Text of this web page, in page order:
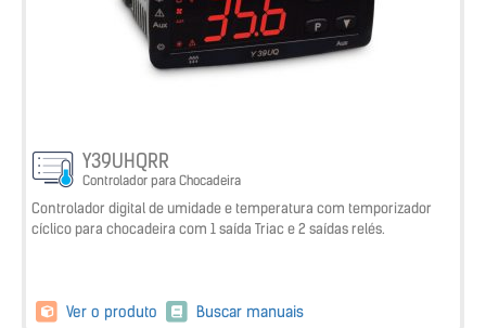
Y39UHQRR
Controlador para Chocadeira
Controlador digital de umidade e temperatura com temporizador
cíclico para chocadeira com 1 saída Triac e 2 saídas relés.
Ver o produto Buscar manuais